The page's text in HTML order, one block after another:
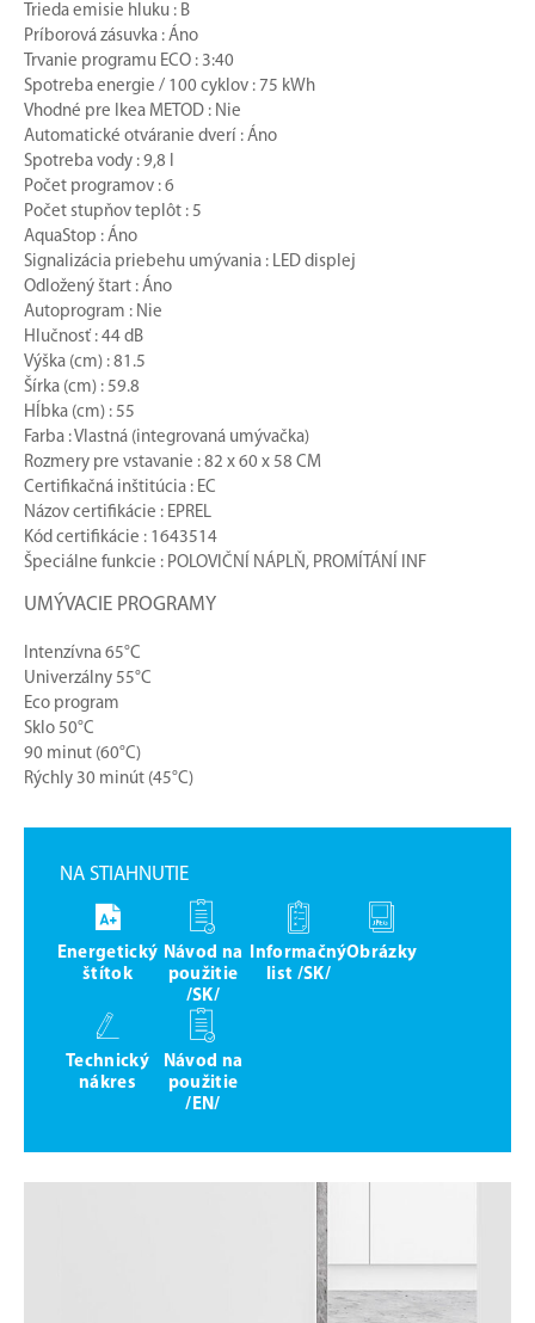
Trieda emisie hluku : B
Príborová zásuvka : Áno
Trvanie programu ECO : 3:40
Spotreba energie / 100 cyklov : 75 kWh
Vhodné pre Ikea METOD : Nie
Automatické otváranie dverí : Áno
Spotreba vody : 9,8 l
Počet programov : 6
Počet stupňov teplôt : 5
AquaStop : Áno
Signalizácia priebehu umývania : LED displej
Odložený štart : Áno
Autoprogram : Nie
Hlučnosť : 44 dB
Výška (cm) : 81.5
Šírka (cm) : 59.8
Hĺbka (cm) : 55
Farba : Vlastná (integrovaná umývačka)
Rozmery pre vstavanie : 82 x 60 x 58 CM
Certifikačná inštitúcia : EC
Názov certifikácie : EPREL
Kód certifikácie : 1643514
Špeciálne funkcie : POLOVIČNÍ NÁPLŇ, PROMÍTÁNÍ INF
UMÝVACIE PROGRAMY
Intenzívna 65°C
Univerzálny 55°C
Eco program
Sklo 50°C
90 minut (60°C)
Rýchly 30 minút (45°C)
NA STIAHNUTIE
Energetický
štítok
Návod na
použitie
/SK/
Informačný
list /SK/
Obrázky
Technický
nákres
Návod na
použitie
/EN/